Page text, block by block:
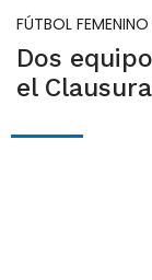
FÚTBOL FEMENINO
Dos
el Clausura